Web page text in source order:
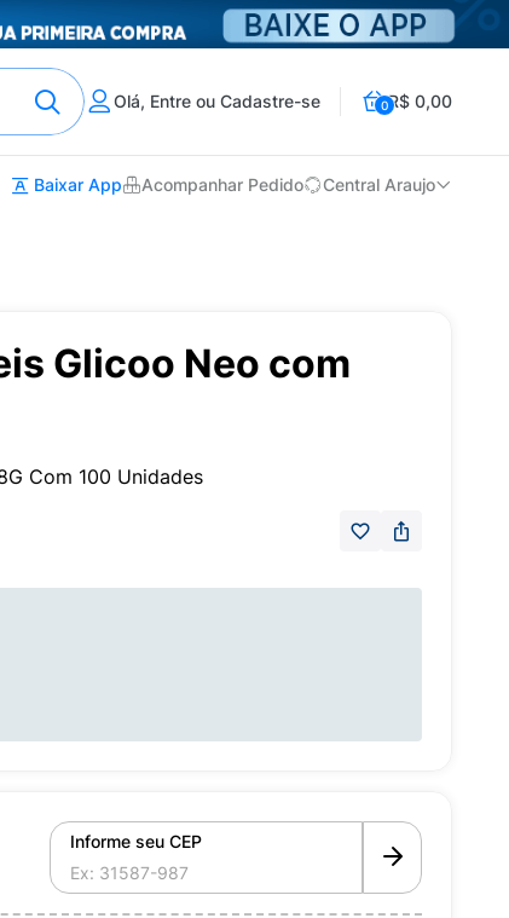
Olá, Entre ou Cadastre-se 0R$ 0,00
Baixar App Acompanhar Pedido Central Araujo
Glicoo Neo com
Com 100 Unidades
Informe seu CEP